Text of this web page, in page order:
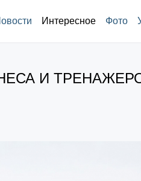
Интересное Фото
И